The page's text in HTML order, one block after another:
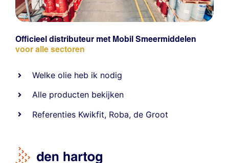
Officieel distributeur met Mobil Smeermiddelen
voor alle sectoren
Welke olie heb ik nodig
Alle producten bekijken
Referenties Kwikfit, Roba,de Groot